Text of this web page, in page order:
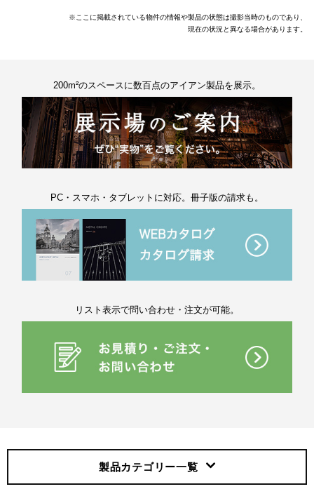
※ここに掲載されている物件の情報や製品の状態は撮影当時のものであり、
現在の状況と異なる場合があります。
200m²のスペースに数百点のアイアン製品を展示。
PC・スマホ・タブレットに対応。冊子版の請求も。
リスト表示で問い合わせ・注文が可能。
製品カテゴリー一覧